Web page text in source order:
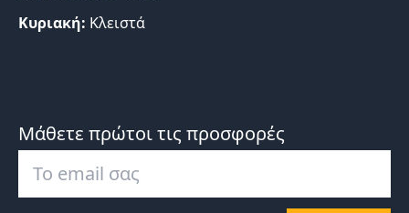
Κυριακή: Κλειστά
Μάθετε πρώτοι τις προσφορές